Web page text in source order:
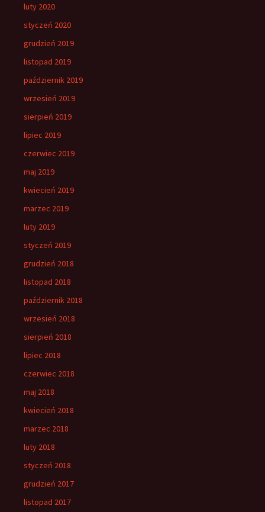
luty 2020
styczeń 2020
grudzień 2019
listopad 2019
październik 2019
wrzesień 2019
sierpień 2019
lipiec 2019
czerwiec 2019
maj 2019
kwiecień 2019
marzec 2019
luty 2019
styczeń 2019
grudzień 2018
listopad 2018
październik 2018
wrzesień 2018
sierpień 2018
lipiec 2018
czerwiec 2018
maj 2018
kwiecień 2018
marzec 2018
luty 2018
styczeń 2018
grudzień 2017
listopad 2017